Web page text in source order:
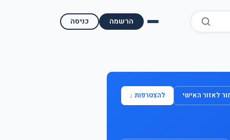
כניסה הרשמה
השוואת בתי השקעות למסחר עצמאי
מאמרים ומדריכים לאזור האישי להצטרפות ↓